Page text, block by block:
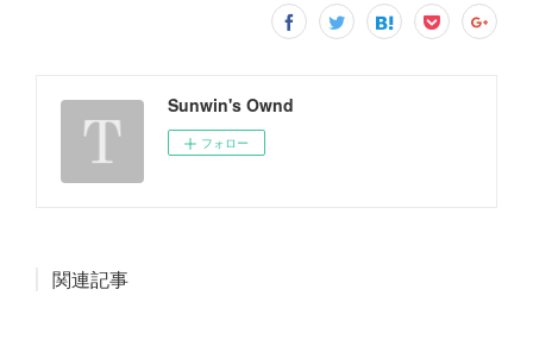
Sunwin's Ownd
フォロー
関連記事